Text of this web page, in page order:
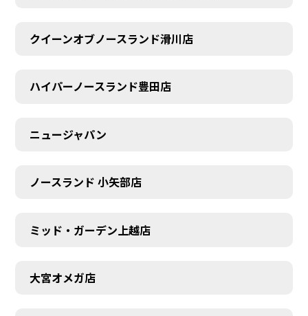
クイーンオブノースランド滑川店
ハイパーノースランド豊田店
ニュージャパン
ノースランド 小矢部店
ミッド・ガーデン上越店
大宮オメガ店